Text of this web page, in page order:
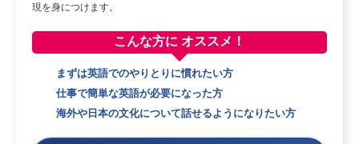
現を身につけます。
こんな方に オススメ！
まずは英語でのやりとりに慣れたい方
仕事で簡単な英語が必要になった方
海外や日本の文化について話せるようになりたい方